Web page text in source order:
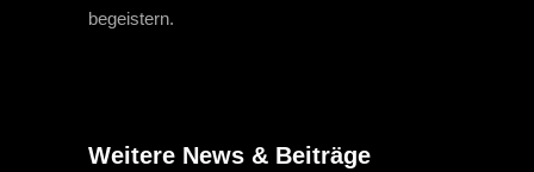
begeistern.
Weitere News & Beiträge